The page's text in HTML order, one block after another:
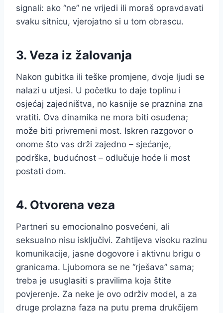
signali: ako “ne” ne vrijedi ili moraš opravdavati
svaku sitnicu, vjerojatno si u tom obrascu.
3. Veza iz žalovanja
Nakon gubitka ili teške promjene, dvoje ljudi se
nalazi u utjesi. U početku to daje toplinu i
osjećaj zajedništva, no kasnije se praznina zna
vratiti. Ova dinamika ne mora biti osuđena;
može biti privremeni most. Iskren razgovor o
onome što vas drži zajedno – sjećanje,
podrška, budućnost – odlučuje hoće li most
postati dom.
4. Otvorena veza
Partneri su emocionalno posvećeni, ali
seksualno nisu isključivi. Zahtijeva visoku razinu
komunikacije, jasne dogovore i aktivnu brigu o
granicama. Ljubomora se ne “rješava” sama;
treba je usuglasiti s pravilima koja štite
povjerenje. Za neke je ovo održiv model, a za
druge prolazna faza na putu prema drukčijem